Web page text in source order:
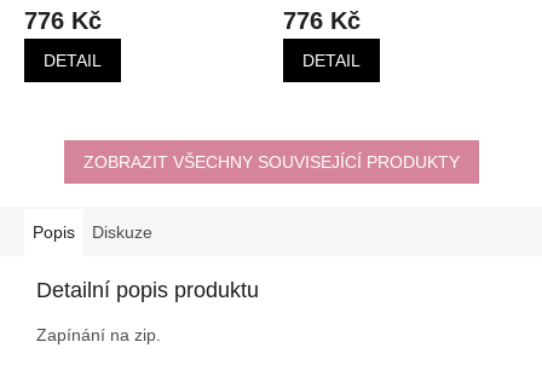
776 Kč
DETAIL
776 Kč
DETAIL
ZOBRAZIT VŠECHNY SOUVISEJÍCÍ PRODUKTY
Popis Diskuze
Detailní popis produktu
Zapínání na zip.